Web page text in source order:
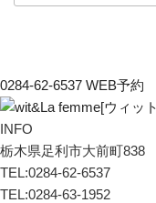
0284-62-6537 WEB予約
INFO
栃木県足利市大前町838
TEL:0284-62-6537
TEL:0284-63-1952